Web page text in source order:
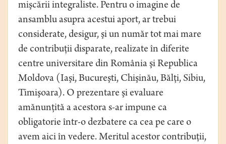
mişcării integraliste. Pentru o imagine de
ansamblu asupra acestui aport, ar trebui
considerate, desigur, şi un număr tot mai mare
de contribuţii disparate, realizate în diferite
centre universitare din România şi Republica
Moldova (Iaşi, Bucureşti, Chişinău, Bălţi, Sibiu,
Timişoara). O prezentare şi evaluare
amănunţită a acestora s-ar impune ca
obligatorie într-o dezbatere ca cea pe care o
avem aici în vedere. Meritul acestor contribuţii,